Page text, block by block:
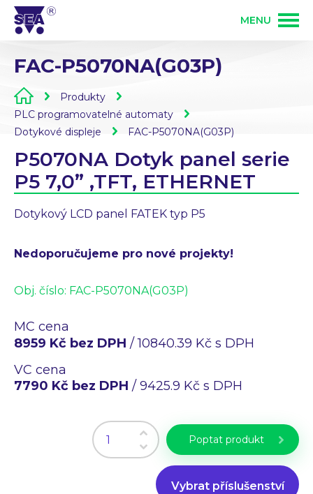
PRODUKTY
GSM produkty
PLC programovatelné automaty
Zakázková výroba elektroniky
SLUŽBY
Vývoj elektroniky
Osazování DPS
PLC programování
ŘEŠENÍ
KONTAKT
Přihlášení partnera
MENU
FAC-P5070NA(G03P)
Produkty
PLC programovatelné automaty
Dotykové displeje
FAC-P5070NA(G03P)
P5070NA Dotyk panel serie
P5 7,0” ,TFT, ETHERNET
Dotykový LCD panel FATEK typ P5
Nedoporučujeme pro nové projekty!
Obj. číslo: FAC-P5070NA(G03P)
MC cena
8959 Kč bez DPH / 10840.39 Kč s DPH
VC cena
7790 Kč bez DPH / 9425.9 Kč s DPH
Poptat produkt
Vybrat příslušenství